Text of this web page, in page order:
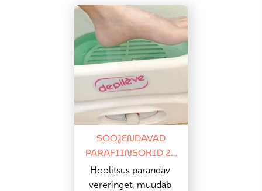
SOOJENDAVAD
PARAFIINSOKID 20
MIN
Hoolitsus parandav
vereringet, muudab